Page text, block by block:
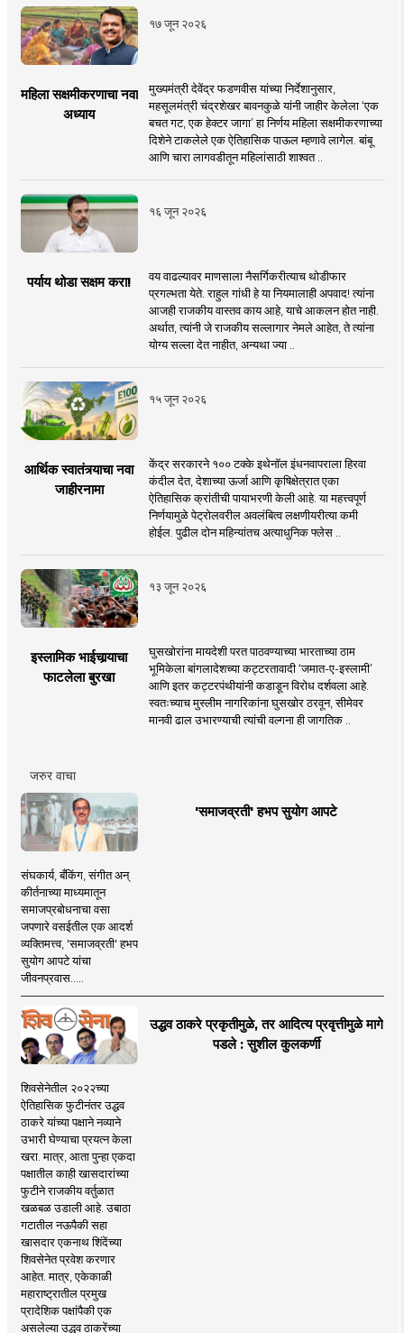
१७ जून २०२६
महिला सक्षमीकरणाचा नवा
अध्याय
मुख्यमंत्री देवेंद्र फडणवीस यांच्या निर्देशानुसार,
महसूलमंत्री चंद्रशेखर बावनकुळे यांनी जाहीर केलेला ‘एक
बचत गट, एक हेक्टर जागा’ हा निर्णय महिला सक्षमीकरणाच्या
दिशेने टाकलेले एक ऐतिहासिक पाऊल म्हणावे लागेल. बांबू
आणि चारा लागवडीतून महिलांसाठी शाश्वत ..
१६ जून २०२६
पर्याय थोडा सक्षम करा!
वय वाढल्यावर माणसाला नैसर्गिकरीत्याच थोडीफार
प्रगल्भता येते. राहुल गांधी हे या नियमालाही अपवाद! त्यांना
आजही राजकीय वास्तव काय आहे, याचे आकलन होत नाही.
अर्थात, त्यांनी जे राजकीय सल्लागार नेमले आहेत, ते त्यांना
योग्य सल्ला देत नाहीत, अन्यथा ज्या ..
१५ जून २०२६
आर्थिक स्वातंत्र्याचा नवा
जाहीरनामा
केंद्र सरकारने १०० टक्के इथेनॉल इंधनवापराला हिरवा
कंदील देत, देशाच्या ऊर्जा आणि कृषिक्षेत्रात एका
ऐतिहासिक क्रांतीची पायाभरणी केली आहे. या महत्त्वपूर्ण
निर्णयामुळे पेट्रोलवरील अवलंबित्व लक्षणीयरीत्या कमी
होईल. पुढील दोन महिन्यांतच अत्याधुनिक फ्लेस ..
१३ जून २०२६
इस्लामिक भाईचार्‍याचा
फाटलेला बुरखा
घुसखोरांना मायदेशी परत पाठवण्याच्या भारताच्या ठाम
भूमिकेला बांगलादेशच्या कट्टरतावादी ‘जमात-ए-इस्लामी’
आणि इतर कट्टरपंथीयांनी कडाडून विरोध दर्शवला आहे.
स्वतःच्याच मुस्लीम नागरिकांना घुसखोर ठरवून, सीमेवर
मानवी ढाल उभारण्याची त्यांची वल्गना ही जागतिक ..
जरुर वाचा
'समाजव्रती' हभप सुयोग आपटे
संघकार्य, बँकिंग, संगीत अन्
कीर्तनाच्या माध्यमातून
समाजप्रबोधनाचा वसा
जपणारे वसईतील एक आदर्श
व्यक्तिमत्त्व, 'समाजव्रती' हभप
सुयोग आपटे यांचा
जीवनप्रवास.....
उद्धव ठाकरे प्रकृतीमुळे, तर आदित्य प्रवृत्तीमुळे मागे
पडले : सुशील कुलकर्णी
शिवसेनेतील २०२२च्या
ऐतिहासिक फुटीनंतर उद्धव
ठाकरे यांच्या पक्षाने नव्याने
उभारी घेण्याचा प्रयत्न केला
खरा. मात्र, आता पुन्हा एकदा
पक्षातील काही खासदारांच्या
फुटीने राजकीय वर्तुळात
खळबळ उडाली आहे. उबाठा
गटातील नऊपैकी सहा
खासदार एकनाथ शिंदेंच्या
शिवसेनेत प्रवेश करणार
आहेत. मात्र, एकेकाळी
महाराष्ट्रातील प्रमुख
प्रादेशिक पक्षांपैकी एक
असलेल्या उद्धव ठाकरेंच्या